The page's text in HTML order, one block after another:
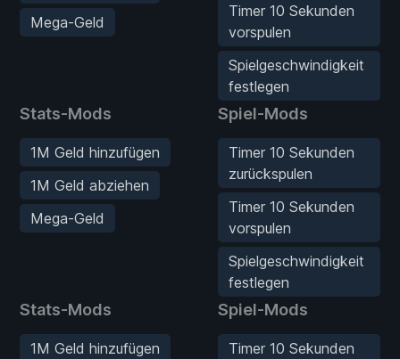
Mega-Geld
Timer 10 Sekunden
vorspulen
Spielgeschwindigkeit
festlegen
Stats-Mods
1M Geld hinzufügen
1M Geld abziehen
Mega-Geld
Spiel-Mods
Timer 10 Sekunden
zurückspulen
Timer 10 Sekunden
vorspulen
Spielgeschwindigkeit
festlegen
Stats-Mods
1M Geld hinzufügen
Spiel-Mods
Timer 10 Sekunden